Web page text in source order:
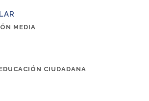
MEDIA
CIUDADANA